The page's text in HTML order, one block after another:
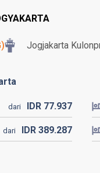
Jogjakarta
dari IDR 77.937
dari IDR 389.287